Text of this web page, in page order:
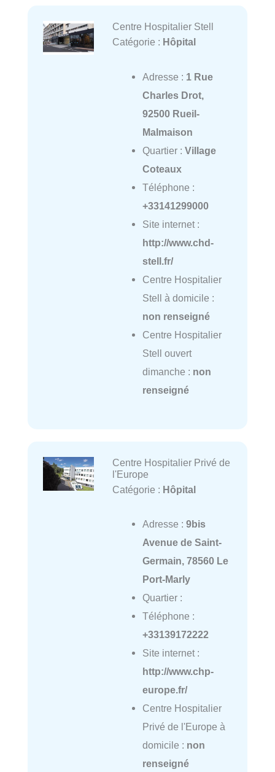
Centre Hospitalier Stell
Catégorie : Hôpital
Adresse : 1 Rue
Charles Drot,
92500 Rueil-
Malmaison
Quartier : Village
Coteaux
Téléphone :
+33141299000
Site internet :
http://www.chd-
stell.fr/
Centre Hospitalier
Stell à domicile :
non renseigné
Centre Hospitalier
Stell ouvert
dimanche : non
renseigné
Centre Hospitalier Privé de
l'Europe
Catégorie : Hôpital
Adresse : 9bis
Avenue de Saint-
Germain, 78560 Le
Port-Marly
Quartier :
Téléphone :
+33139172222
Site internet :
http://www.chp-
europe.fr/
Centre Hospitalier
Privé de l'Europe à
domicile : non
renseigné